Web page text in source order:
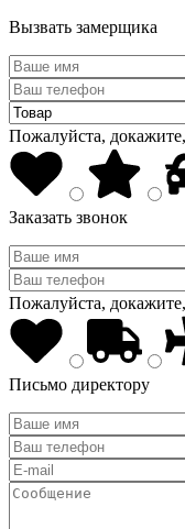
Вызвать замерщика
Пожалуйста,
Заказать звонок
Пожалуйста,
Письмо директору